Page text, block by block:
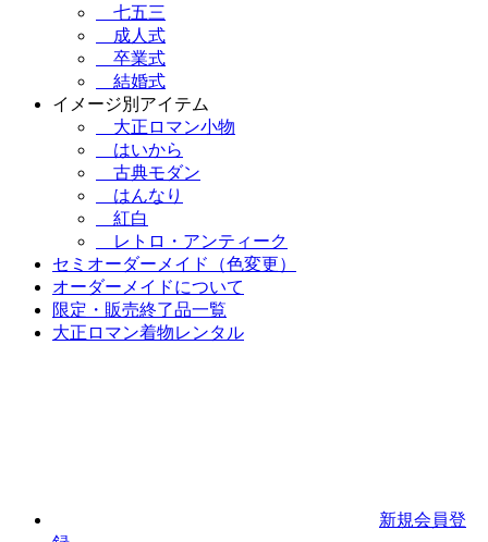
七五三
成人式
卒業式
結婚式
イメージ別アイテム
大正ロマン小物
はいから
古典モダン
はんなり
紅白
レトロ・アンティーク
セミオーダーメイド（色変更）
オーダーメイドについて
限定・販売終了品一覧
大正ロマン着物レンタル
新規会員登